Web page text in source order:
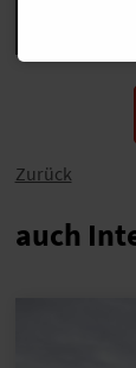
Zurück
auch